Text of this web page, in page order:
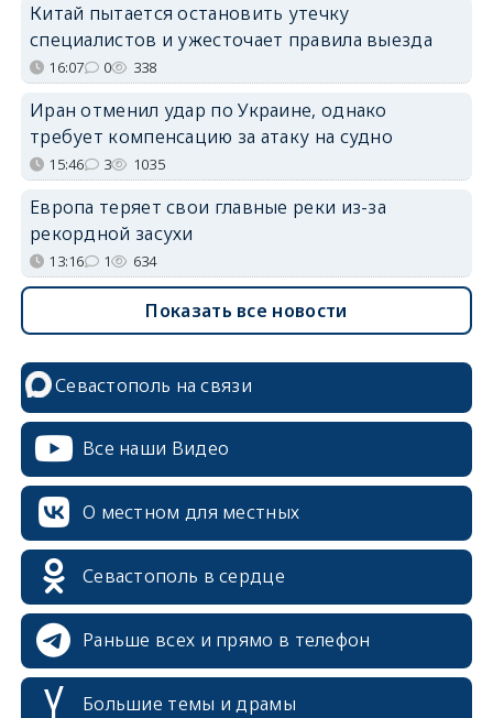
Китай пытается остановить утечку
специалистов и ужесточает правила выезда
16:07 0 338
Иран отменил удар по Украине, однако
требует компенсацию за атаку на судно
15:46 3 1035
Европа теряет свои главные реки из-за
рекордной засухи
13:16 1 634
Показать все новости
Севастополь на связи
Все наши Видео
О местном для местных
Севастополь в сердце
Раньше всех и прямо в телефон
Большие темы и драмы